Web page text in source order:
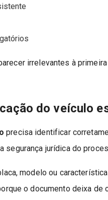
irrelevantes à
do veículo
precisa identificar
segurança jurídica do
modelo ou
o documento deixa de